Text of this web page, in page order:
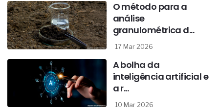
O método para a
análise
granulométrica d...
17 Mar 2026
A bolha da
inteligência artificial e
a r...
10 Mar 2026